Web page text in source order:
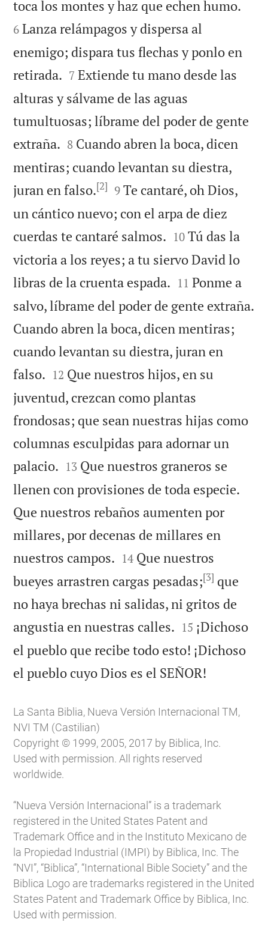
toca los montes y haz que echen humo.
6 Lanza relámpagos y dispersa al
enemigo; dispara tus flechas y ponlo en
retirada. 

7 Extiende tu mano desde las
alturas y sálvame de las aguas
tumultuosas; líbrame del poder de gente
extraña. 

8 Cuando abren la boca, dicen
mentiras; cuando levantan su diestra,
juran en falso.[2] 

9 Te cantaré, oh Dios,
un cántico nuevo; con el arpa de diez
cuerdas te cantaré salmos. 

10 Tú das la
victoria a los reyes; a tu siervo David lo
libras de la cruenta espada. 

11 Ponme a
salvo, líbrame del poder de gente extraña.
Cuando abren la boca, dicen mentiras;
cuando levantan su diestra, juran en
falso. 

12 Que nuestros hijos, en su
juventud, crezcan como plantas
frondosas; que sean nuestras hijas como
columnas esculpidas para adornar un
palacio. 

13 Que nuestros graneros se
llenen con provisiones de toda especie.
Que nuestros rebaños aumenten por
millares, por decenas de millares en
nuestros campos. 

14 Que nuestros
bueyes arrastren cargas pesadas;[3] que
no haya brechas ni salidas, ni gritos de
angustia en nuestras calles. 

15 ¡Dichoso
el pueblo que recibe todo esto! ¡Dichoso
el pueblo cuyo Dios es el SEÑOR!
La Santa Biblia, Nueva Versión Internacional TM,
NVI TM (Castilian)
Copyright © 1999, 2005, 2017 by Biblica, Inc.
Used with permission. All rights reserved
worldwide.
“Nueva Versión Internacional” is a trademark
registered in the United States Patent and
Trademark Office and in the Instituto Mexicano de
la Propiedad Industrial (IMPI) by Biblica, Inc. The
“NVI”, “Biblica”, “International Bible Society” and the
Biblica Logo are trademarks registered in the United
States Patent and Trademark Office by Biblica, Inc.
Used with permission.